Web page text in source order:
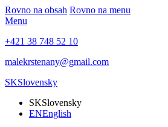
Rovno na obsah Rovno na menu
Menu
+421 38 748 52 10
malekrstenany@gmail.com
SKSlovensky
SKSlovensky
ENEnglish